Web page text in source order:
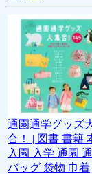
通園通学グッズ
合！ | 図書 書籍
入園 入学 通園
バッグ 袋物 巾着